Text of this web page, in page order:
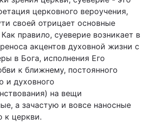
церковного вероучения,
своей отрицает основные
правило, суеверие возникает в
акцентов духовной жизни с
в Бога, исполнения Его
к ближнему, постоянного
и духовного
на вещи
а зачастую и вовсе наносные
к церкви.